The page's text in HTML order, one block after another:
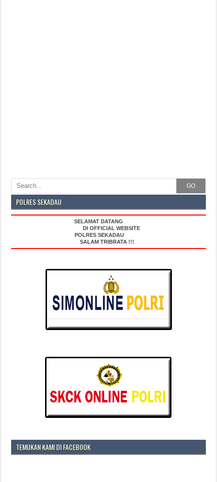
GO
POLRES SEKADAU
SELAMAT DATANG
DI OFFICIAL WEBSITE
POLRES SEKADAU
SALAM TRIBRATA !!!
TEMUKAN KAMI DI FACEBOOK